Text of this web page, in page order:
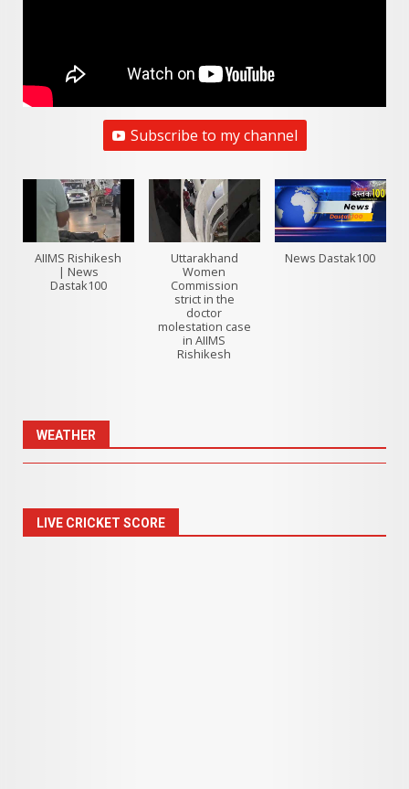
Subscribe to my channel
AIIMS Rishikesh
| News
Dastak100
Uttarakhand
Women
Commission
strict in the
doctor
molestation case
in AIIMS
Rishikesh
News Dastak100
WEATHER
LIVE CRICKET SCORE